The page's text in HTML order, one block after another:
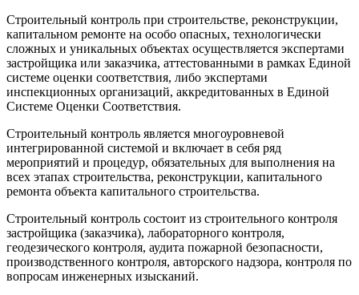
Строительный контроль при строительстве, реконструкции,
капитальном ремонте на особо опасных, технологически
сложных и уникальных объектах осуществляется экспертами
застройщика или заказчика, аттестованными в рамках Единой
системе оценки соответствия, либо экспертами
инспекционных организаций, аккредитованных в Единой
Системе Оценки Соответствия.
Строительный контроль является многоуровневой
интегрированной системой и включает в себя ряд
мероприятий и процедур, обязательных для выполнения на
всех этапах строительства, реконструкции, капитального
ремонта объекта капитального строительства.
Строительный контроль состоит из строительного контроля
застройщика (заказчика), лабораторного контроля,
геодезического контроля, аудита пожарной безопасности,
производственного контроля, авторского надзора, контроля по
вопросам инженерных изысканий.